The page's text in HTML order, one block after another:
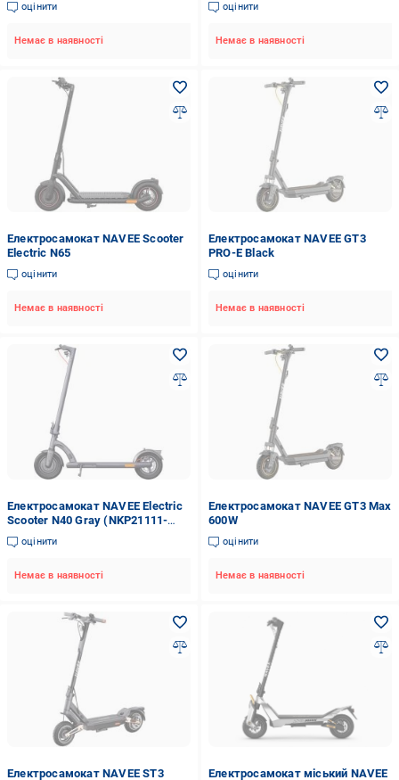
оцінити
Немає в наявності
оцінити
Немає в наявності
Електросамокат NAVEE Scooter
Electric N65
оцінити
Немає в наявності
Електросамокат NAVEE GT3
PRO-E Black
оцінити
Немає в наявності
Електросамокат NAVEE Electric
Scooter N40 Gray (NKP21111-
A25)
оцінити
Немає в наявності
Електросамокат NAVEE GT3 Max
600W
оцінити
Немає в наявності
Електросамокат NAVEE ST3
Електросамокат міський NAVEE